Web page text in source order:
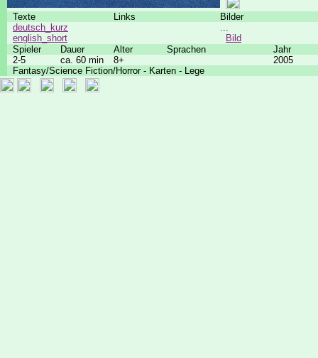
Texte Links
Bilder
deutsch_kurz
english_short
...
Bild
Spieler
Dauer Alter Sprachen
Jahr
2-5
ca. 60 min 8+
2005
Fantasy/Science Fiction/Horror - Karten - Lege